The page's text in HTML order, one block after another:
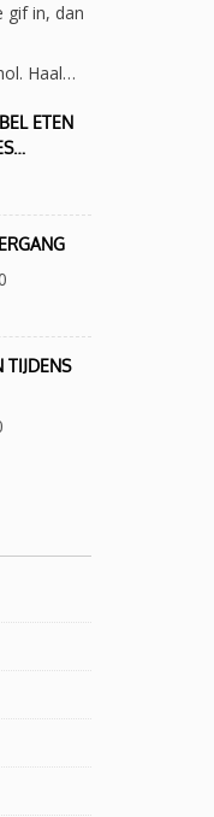
gif in, dan
Haal…
ETEN
TIJDENS